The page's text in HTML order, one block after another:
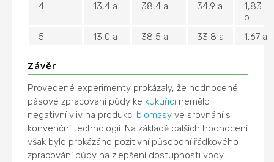
4
13,4 a 38,4 a 34,9 a
1,83
b
5
13,0 a 38,5 a 33,8 a 1,67 a
Závěr
Provedené experimenty prokázaly, že hodnocené
pásové zpracování půdy ke kukuřici nemělo
negativní vliv na produkci biomasyve srovnání s
konvenční technologií. Na základě dalších hodnocení
však bylo prokázáno pozitivní působení řádkového
zpracování půdy na zlepšení dostupnosti vody